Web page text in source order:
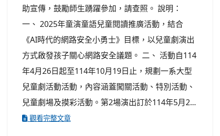
助宣傳，鼓勵師生踴躍參加，請查照。 說明：
一、 2025年童演童語兒童閱讀推廣活動，結合
《AI時代的網路安全小勇士》目標，以兒童劇演出
方式啟發孩子關心網路安全議題。 二、 活動自114
年4月26日起至114年10月19日止，規劃一系大型
兒童劇活動活動，內容涵蓋闖關活動、特別活動、
兒童劇場及摸彩活動。第2場演出訂於114年5月2...
觀看完整文章